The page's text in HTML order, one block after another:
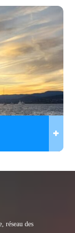
réseau des